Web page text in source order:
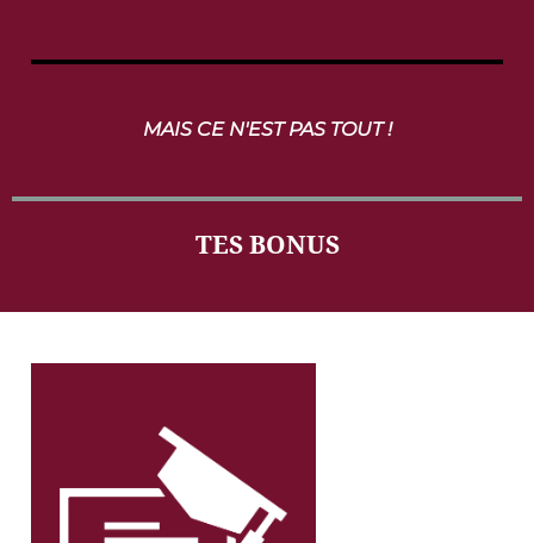
MAIS CE N'EST PAS TOUT !
TES BONUS